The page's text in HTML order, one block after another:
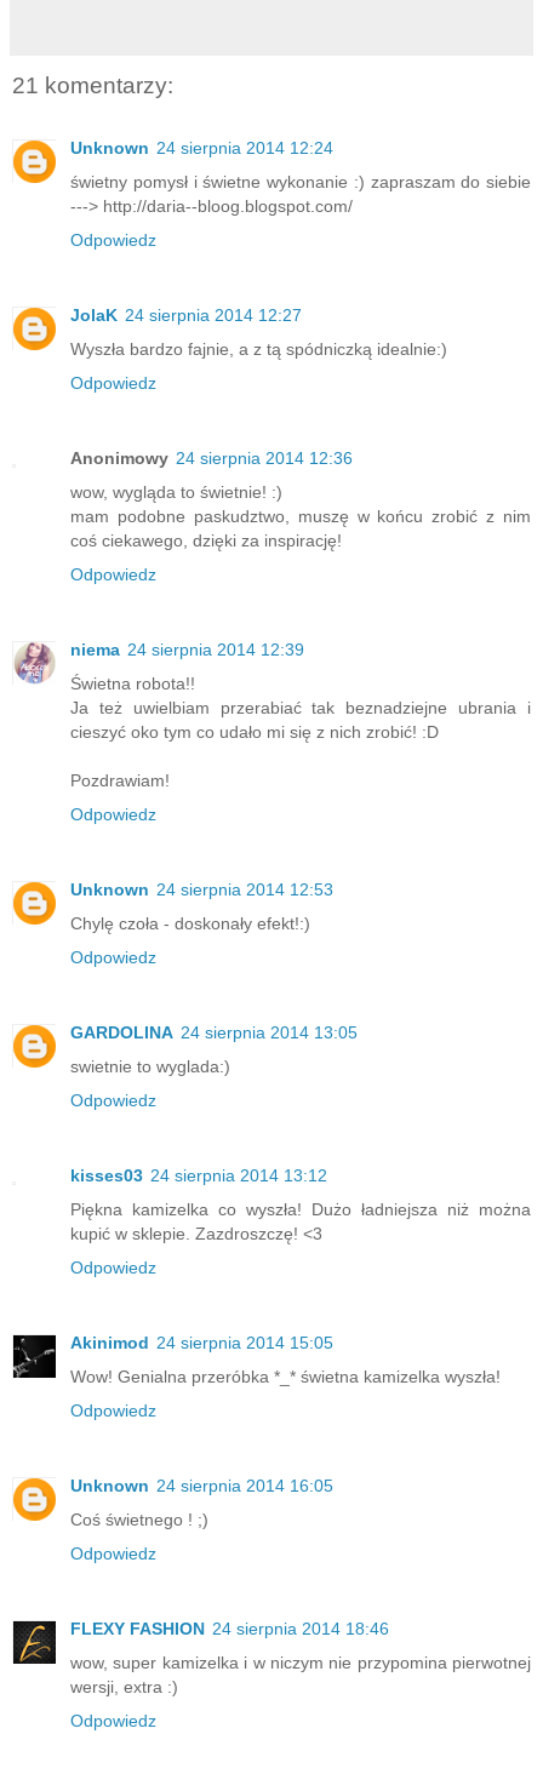
21 komentarzy:
Unknown 24 sierpnia 2014 12:24
świetny pomysł i świetne wykonanie :) zapraszam do siebie
---> http://daria--bloog.blogspot.com/
Odpowiedz
JolaK 24 sierpnia 2014 12:27
Wyszła bardzo fajnie, a z tą spódniczką idealnie:)
Odpowiedz
Anonimowy 24 sierpnia 2014 12:36
wow, wygląda to świetnie! :)
mam podobne paskudztwo, muszę w końcu zrobić z nim
coś ciekawego, dzięki za inspirację!
Odpowiedz
niema 24 sierpnia 2014 12:39
Świetna robota!!
Ja też uwielbiam przerabiać tak beznadziejne ubrania i
cieszyć oko tym co udało mi się z nich zrobić! :D
Pozdrawiam!
Odpowiedz
Unknown 24 sierpnia 2014 12:53
Chylę czoła - doskonały efekt!:)
Odpowiedz
GARDOLINA 24 sierpnia 2014 13:05
swietnie to wyglada:)
Odpowiedz
kisses03 24 sierpnia 2014 13:12
Piękna kamizelka co wyszła! Dużo ładniejsza niż można
kupić w sklepie. Zazdroszczę! <3
Odpowiedz
Akinimod 24 sierpnia 2014 15:05
Wow! Genialna przeróbka *_* świetna kamizelka wyszła!
Odpowiedz
Unknown 24 sierpnia 2014 16:05
Coś świetnego ! ;)
Odpowiedz
FLEXY FASHION 24 sierpnia 2014 18:46
wow, super kamizelka i w niczym nie przypomina pierwotnej
wersji, extra :)
Odpowiedz